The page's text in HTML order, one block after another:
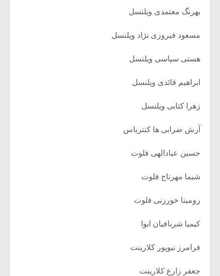
بهرنگ معتمدی ویلنسل
مسعود فیروزی نژاد ویلنسل
هستی سپاسی ویلنسل
ابراهیم قائدی ویلنسل
زهرا کتابی ویلنسل
آرش ضرابی ها کنترباس
حسین عبادالهی فلوت
شیما مهرتاج فلوت
رومینا خورزنی فلوت
کیمیا شربافیان ابوا
فرامرز نیوپور کلارینت
جعفر زارع کلارینت